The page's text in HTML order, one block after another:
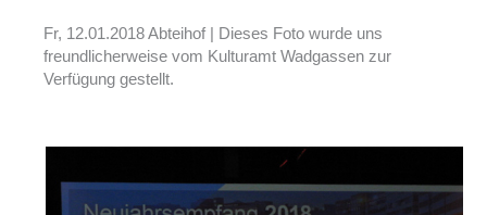
Fr, 12.01.2018 Abteihof | Dieses Foto wurde uns
freundlicherweise vom Kulturamt Wadgassen zur
Verfügung gestellt.